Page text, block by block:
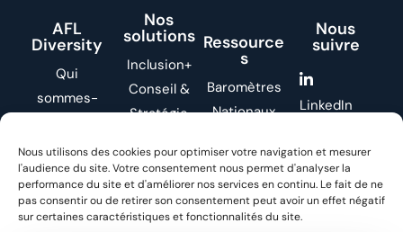
Nous utilisons des cookies pour optimiser votre navigation et mesurer
l'audience du site. Votre consentement nous permet d'analyser la
performance du site et d'améliorer nos services en continu. Le fait de ne
pas consentir ou de retirer son consentement peut avoir un effet négatif
sur certaines caractéristiques et fonctionnalités du site.
AFL
Diversity
Qui
sommes-
Nos
Références
Espace
Presse
Nos
solutions
Inclusion+
Conseil &
Stratégie
Conférences
Grand Prix
AFL Diversity
Ressource
s
Baromètres
Nationaux
Nos Replays
Nos
Podcasts
Nous
suivre
LinkedIn
YouTube